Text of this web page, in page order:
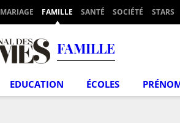
MARIAGE FAMILLE SANTÉ SOCIÉTÉ STARS
FAMILLE
EDUCATION ÉCOLES